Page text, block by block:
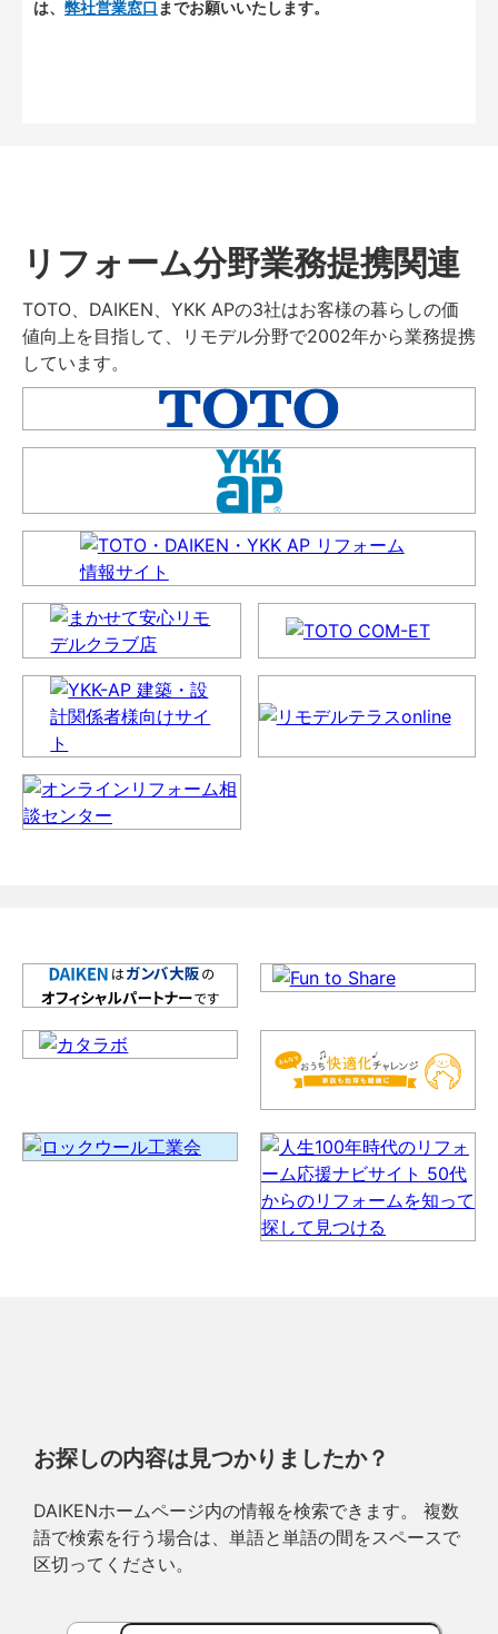
は、 弊社営業窓口 までお願いいたします。
リフォーム分野業務提携関連
TOTO、DAIKEN、YKK APの3社はお客様の暮らしの価
値向上を目指して、リモデル分野で2002年から業務提携
しています。
お探しの内容は見つかりましたか？
DAIKENホームページ内の情報を検索できます。 複数
語で検索を行う場合は、単語と単語の間をスペースで
区切ってください。